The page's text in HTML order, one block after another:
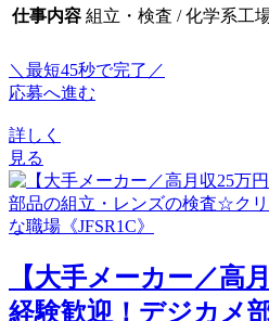
仕事内容 組立・検査 / 化学系工
＼最短45秒で完了／
応募へ進む
詳しく
見る
【大手メーカー／高
経験歓迎！デジカメ